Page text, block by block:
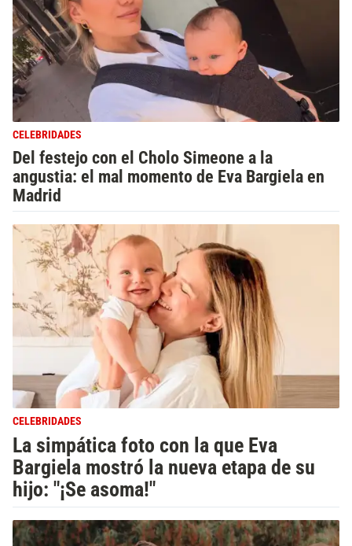
CELEBRIDADES
Del festejo con el Cholo Simeone a la
angustia: el mal momento de Eva Bargiela en
Madrid
CELEBRIDADES
La simpática foto con la que Eva
Bargiela mostró la nueva etapa de su
hijo: "¡Se asoma!"